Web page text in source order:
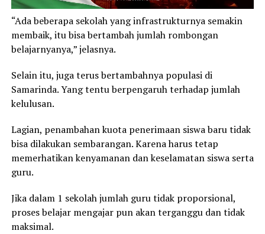
“Ada beberapa sekolah yang infrastrukturnya semakin
membaik, itu bisa bertambah jumlah rombongan
belajarnyanya,” jelasnya.
Selain itu, juga terus bertambahnya populasi di
Samarinda. Yang tentu berpengaruh terhadap jumlah
kelulusan.
Lagian, penambahan kuota penerimaan siswa baru tidak
bisa dilakukan sembarangan. Karena harus tetap
memerhatikan kenyamanan dan keselamatan siswa serta
guru.
Jika dalam 1 sekolah jumlah guru tidak proporsional,
proses belajar mengajar pun akan terganggu dan tidak
maksimal.